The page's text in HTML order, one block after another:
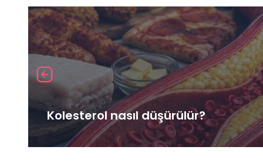
Kolesterol nasıl düşürülür?